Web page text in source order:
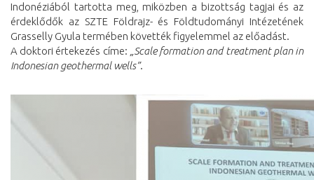
Indonéziából tartotta meg, miközben a bizottság tagjai és az
érdeklődők az SZTE Földrajz- és Földtudományi Intézetének
Grasselly Gyula termében követték figyelemmel az előadást.
A doktori értekezés címe:
„Scale formation and treatment plan in
Indonesian geothermal wells”.